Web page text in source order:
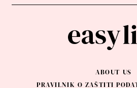
ABOUT US
PRAVILNIK O ZAŠTITI